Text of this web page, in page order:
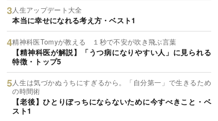
人生アップデート大全
本当に幸せになれる考え方・ベスト1
精神科医Tomyが教える １秒で不安が吹き飛ぶ言葉
【精神科医が解説】「うつ病になりやすい人」に見られる
特徴・トップ5
人生は気づかぬうちにすぎるから。「自分第一」で生きるため
の時間術
【老後】ひとりぼっちにならないために今すべきこと・ベ
スト1